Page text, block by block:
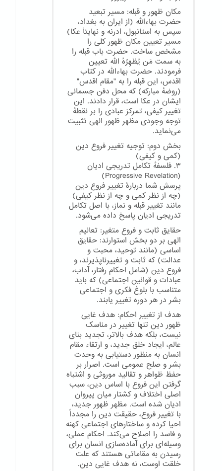
مکان ظهور و قبله: مسیر تبعید
حضرت بهاءالله (از ایران به بغداد،
سپس به استانبول، ادرنه و نهایتاً عکا)
مسیر تعیین مکان ظهور کلی را
مشخص ساخت. حضرت باب قبله را
به سمت مَن یُظهِرُهُ الله تعیین
فرمودند. حضرت بهاءالله در کتاب
اقدس، این قبله را به "مقام اقدس"
(روضهٔ مبارکه) که محل دفن جسمانی
ایشان در عکا است، قرار دادند. این
تغییر کیفی، تمرکز عبادی را بر نقطهٔ
توجه وجودی مظهر ظهور الهی تثبیت
می‌نماید.
بخش دوم: توجیه تغییر فروع دین
(کمی و کیفی)
۳. فلسفهٔ تکامل تدریجی ادیان
(Progressive Revelation)
پرسش شما دربارهٔ تغییر فروع دین
(چه از نظر کمی و چه از نظر کیفی)
مانند تغییر قبله و نماز، با اصل تکامل
تدریجی ادیان پاسخ داده می‌شود.
حقایق ثابت و فروع متغیر: تعالیم
الهی بر دو بخش استوارند: حقایق
اساسی (مانند توحید، محبت و
عدالت) که ثابت و تغییرناپذیرند، و
فروع دین (شامل احکام رفتار، آداب،
عبادات و قوانین اجتماعی) که باید
متناسب با بلوغ فکری و اجتماعی
بشر در هر دوره تغییر یابند.
هدف از تغییر احکام: هدف غایی
ظهور دین تنها تغییر در مناسک
نیست، بلکه هدف بالاتر، تجدید بنای
عالم، ایجاد خلق جدید، و ارتقاء مقام
انسان به منظور دستیابی به وحدت
بشر و صلح عمومی است. اصرار بر
حفظ ظواهر و تقالید موروثی و اشتباه
گرفتن این فروع با اساس دین، سبب
اصلی اختلاف و کشتار میان پیروان
ادیان شده است. مظهر ظهور جدید،
با تغییر فروع، حقیقت دین را مجدداً
احیا کرده و ساختارهای اجتماعی کهنه
و فاسد را اصلاح می‌کند. احکام عملی،
وسیله‌ای برای آماده‌سازی انسان برای
رسیدن به مقاماتی هستند که علت
خلقت اوست، نه هدف غایی دین.